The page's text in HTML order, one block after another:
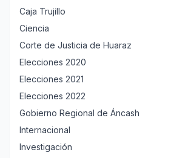
Caja Trujillo
Ciencia
Corte de Justicia de Huaraz
Elecciones 2020
Elecciones 2021
Elecciones 2022
Gobierno Regional de Áncash
Internacional
Investigación